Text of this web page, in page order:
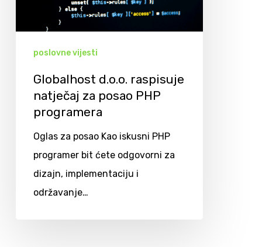
poslovne vijesti
Globalhost d.o.o. raspisuje
natječaj za posao PHP
programera
Oglas za posao Kao iskusni PHP
programer bit ćete odgovorni za
dizajn, implementaciju i
održavanje…